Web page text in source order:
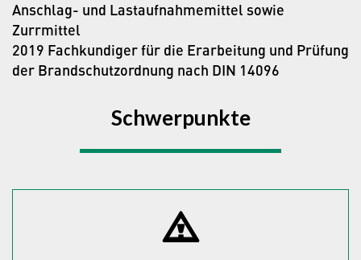
Anschlag- und Lastaufnahmemittel sowie
Zurrmittel
2019 Fachkundiger für die Erarbeitung und Prüfung
der Brandschutzordnung nach DIN 14096
Schwerpunkte